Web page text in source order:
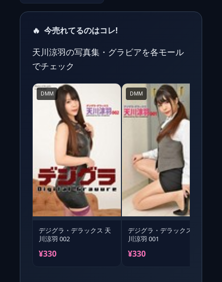
🔥 今売れてるのはコレ!
天川涼羽の写真集・グラビアを各モール
でチェック
DMM
デジグラ・デラックス 天
川涼羽 002
¥330
DMM
デジグラ・デラックス 天
川涼羽 001
¥330